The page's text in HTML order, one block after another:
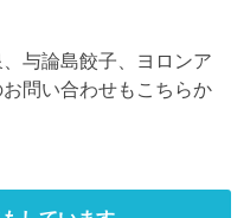
与論島餃子、ヨロンア
問い合わせもこちらか